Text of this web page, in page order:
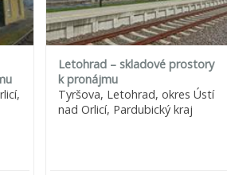
Letohrad – skladové prostory
k pronájmu
Tyršova, Letohrad, okres Ústí
nad Orlicí, Pardubický kraj